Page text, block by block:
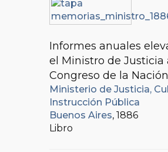
Informes anuales
el Ministro de Justicia
Congreso de la Nación
Ministerio de Justicia,
Instrucción Pública
Buenos Aires, 1886
Libro